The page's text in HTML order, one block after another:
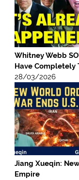
Whitney Webb
Have Completely
28/03/2026
Jiang Xueqin:
Empire